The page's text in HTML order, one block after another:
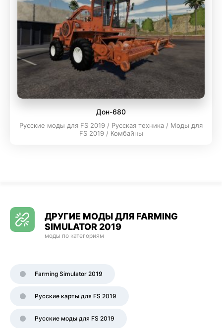
Дон-680
Русские моды для FS 2019 / Русская техника / Моды для
FS 2019 / Комбайны
ДРУГИЕ МОДЫ ДЛЯ FARMING
SIMULATOR 2019
моды по категориям
Farming Simulator 2019
Русские карты для FS 2019
Русские моды для FS 2019